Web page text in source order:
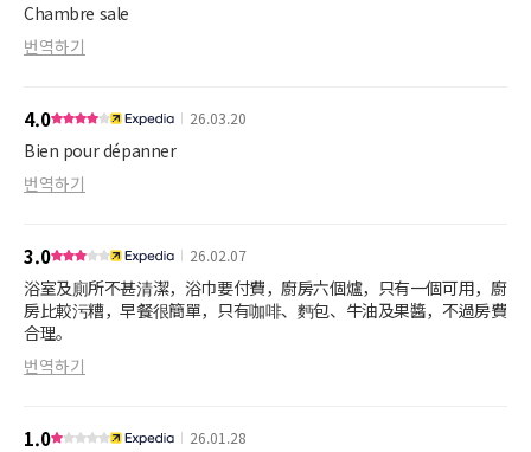
Chambre sale
번역하기
4.0 26.03.20
Bien pour dépanner
번역하기
3.0 26.02.07
浴室及廁所不甚清潔，浴巾要付費，廚房六個爐，只有一個可用，廚
房比較污糟，早餐很簡單，只有咖啡、麪包、牛油及果醬，不過房費
合理。
번역하기
1.0 26.01.28